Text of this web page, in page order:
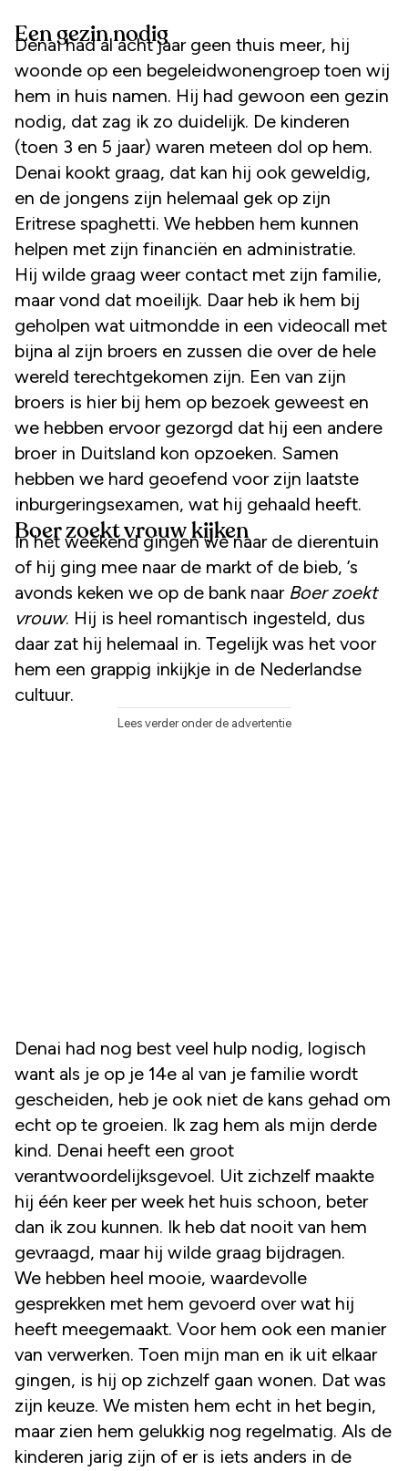
Een gezin nodig
Denai had al acht jaar geen thuis meer, hij
woonde op een begeleidwonengroep toen wij
hem in huis namen. Hij had gewoon een gezin
nodig, dat zag ik zo duidelijk. De kinderen
(toen 3 en 5 jaar) waren meteen dol op hem.
Denai kookt graag, dat kan hij ook geweldig,
en de jongens zijn helemaal gek op zijn
Eritrese spaghetti. We hebben hem kunnen
helpen met zijn financiën en administratie.
Hij wilde graag weer contact met zijn familie,
maar vond dat moeilijk. Daar heb ik hem bij
geholpen wat uitmondde in een videocall met
bijna al zijn broers en zussen die over de hele
wereld terechtgekomen zijn. Een van zijn
broers is hier bij hem op bezoek geweest en
we hebben ervoor gezorgd dat hij een andere
broer in Duitsland kon opzoeken. Samen
hebben we hard geoefend voor zijn laatste
inburgeringsexamen, wat hij gehaald heeft.
Boer zoekt vrouw kijken
In het weekend gingen we naar de dierentuin
of hij ging mee naar de markt of de bieb, ’s
avonds keken we op de bank naar Boer zoekt
vrouw. Hij is heel romantisch ingesteld, dus
daar zat hij helemaal in. Tegelijk was het voor
hem een grappig inkijkje in de Nederlandse
cultuur.
Lees verder onder de advertentie
Denai had nog best veel hulp nodig, logisch
want als je op je 14e al van je familie wordt
gescheiden, heb je ook niet de kans gehad om
echt op te groeien. Ik zag hem als mijn derde
kind. Denai heeft een groot
verantwoordelijksgevoel. Uit zichzelf maakte
hij één keer per week het huis schoon, beter
dan ik zou kunnen. Ik heb dat nooit van hem
gevraagd, maar hij wilde graag bijdragen.
We hebben heel mooie, waardevolle
gesprekken met hem gevoerd over wat hij
heeft meegemaakt. Voor hem ook een manier
van verwerken. Toen mijn man en ik uit elkaar
gingen, is hij op zichzelf gaan wonen. Dat was
zijn keuze. We misten hem echt in het begin,
maar zien hem gelukkig nog regelmatig. Als de
kinderen jarig zijn of er is iets anders in de